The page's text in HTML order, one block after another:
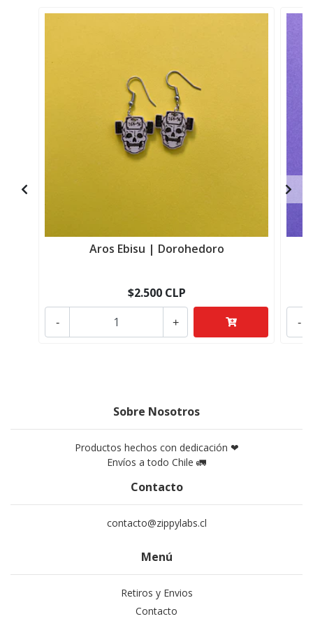
Aros Ebisu | Dorohedoro
$2.500 CLP
+
- -
Sobre Nosotros
Productos hechos con dedicación ❤
Envíos a todo Chile 🚛
Contacto
contacto@zippylabs.cl
Menú
Retiros y Envios
Contacto